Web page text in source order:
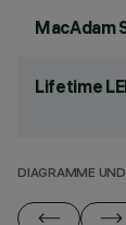
MacAdam
Lifetime
DIAGRAMME